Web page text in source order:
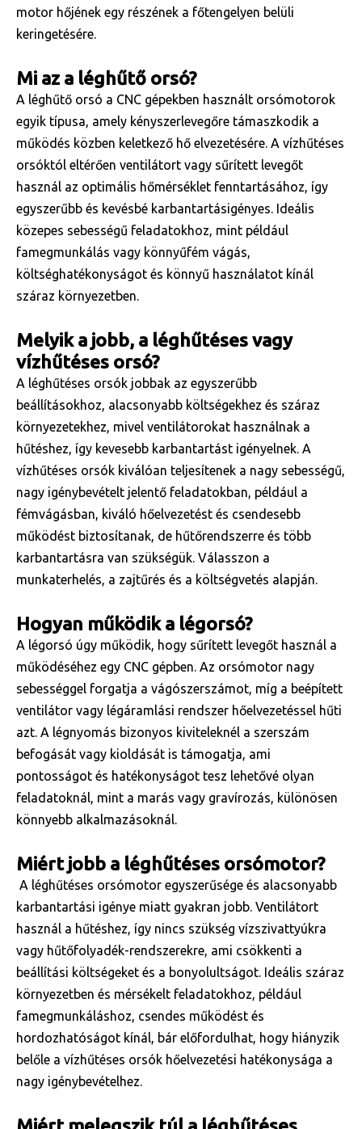
motor hőjének egy részének a főtengelyen belüli
keringetésére.
Mi az a léghűtő orsó?
A léghűtő orsó a CNC gépekben használt orsómotorok
egyik típusa, amely kényszerlevegőre támaszkodik a
működés közben keletkező hő elvezetésére. A vízhűtéses
orsóktól eltérően ventilátort vagy sűrített levegőt
használ az optimális hőmérséklet fenntartásához, így
egyszerűbb és kevésbé karbantartásigényes. Ideális
közepes sebességű feladatokhoz, mint például
famegmunkálás vagy könnyűfém vágás,
költséghatékonyságot és könnyű használatot kínál
száraz környezetben.
Melyik a jobb, a léghűtéses vagy
vízhűtéses orsó?
A léghűtéses orsók jobbak az egyszerűbb
beállításokhoz, alacsonyabb költségekhez és száraz
környezetekhez, mivel ventilátorokat használnak a
hűtéshez, így kevesebb karbantartást igényelnek. A
vízhűtéses orsók kiválóan teljesítenek a nagy sebességű,
nagy igénybevételt jelentő feladatokban, például a
fémvágásban, kiváló hőelvezetést és csendesebb
működést biztosítanak, de hűtőrendszerre és több
karbantartásra van szükségük. Válasszon a
munkaterhelés, a zajtűrés és a költségvetés alapján.
Hogyan működik a légorsó?
A légorsó úgy működik, hogy sűrített levegőt használ a
működéséhez egy CNC gépben. Az orsómotor nagy
sebességgel forgatja a vágószerszámot, míg a beépített
ventilátor vagy légáramlási rendszer hőelvezetéssel hűti
azt. A légnyomás bizonyos kiviteleknél a szerszám
befogását vagy kioldását is támogatja, ami
pontosságot és hatékonyságot tesz lehetővé olyan
feladatoknál, mint a marás vagy gravírozás, különösen
könnyebb alkalmazásoknál.
Miért jobb a léghűtéses orsómotor?
A léghűtéses orsómotor egyszerűsége és alacsonyabb
karbantartási igénye miatt gyakran jobb. Ventilátort
használ a hűtéshez, így nincs szükség vízszivattyúkra
vagy hűtőfolyadék-rendszerekre, ami csökkenti a
beállítási költségeket és a bonyolultságot. Ideális száraz
környezetben és mérsékelt feladatokhoz, például
famegmunkáláshoz, csendes működést és
hordozhatóságot kínál, bár előfordulhat, hogy hiányzik
belőle a vízhűtéses orsók hőelvezetési hatékonysága a
nagy igénybevételhez.